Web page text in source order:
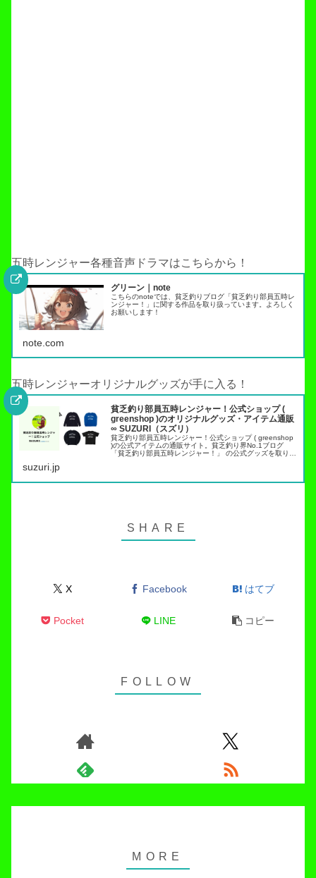
五時レンジャー各種音声ドラマはこちらから！
グリーン｜note
こちらのnoteでは、貧乏釣りブログ「貧乏釣り部員五時レ
ンジャー！」に関する作品を取り扱っています。よろしく
お願いします！
note.com
五時レンジャーオリジナルグッズが手に入る！
貧乏釣り部員五時レンジャー！公式ショップ (
greenshop )のオリジナルグッズ・アイテム通販
∞ SUZURI（スズリ）
貧乏釣り部員五時レンジャー！公式ショップ ( greenshop
)の公式アイテムの通販サイト。貧乏釣り界No.1ブログ
「貧乏釣り部員五時レンジャー！」 の公式グッズを取り扱
suzuri.jp
X Facebook はてブ
Pocket LINE コピー